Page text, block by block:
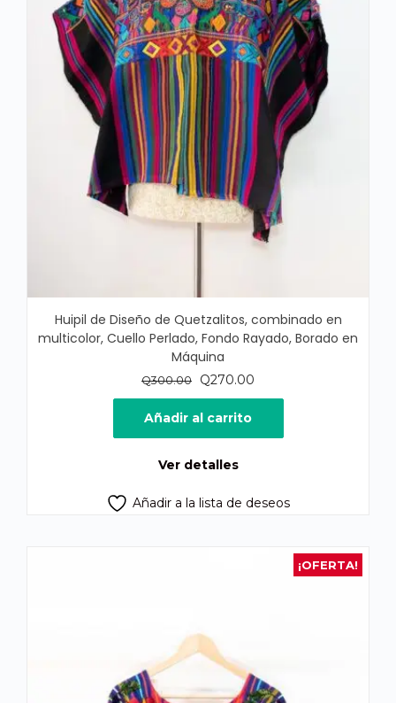
Huipil de Diseño de Quetzalitos, combinado en
multicolor, Cuello Perlado, Fondo Rayado, Borado en
Máquina
Q300.00
El
precio
original
era:
Q270.00
precio
es:
Añadir al carrito
Ver detalles
Añadir a la lista de deseos
¡OFERTA!